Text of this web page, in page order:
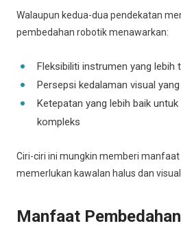
Walaupun kedua-dua pendekatan
pembedahan robotik menawarkan:
Fleksibiliti instrumen yang lebih
Persepsi kedalaman visual
Ketepatan yang lebih baik
kompleks
Ciri-ciri ini mungkin memberi
memerlukan kawalan halus dan
Manfaat